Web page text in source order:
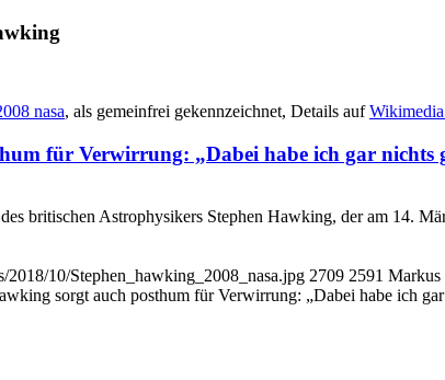
nasa, als gemeinfrei gekennzeichnet, Details auf
für Verwirrung: „Dabei habe ich gar nichts
britischen Astrophysikers Stephen Hawking, der am 14.
10/Stephen_hawking_2008_nasa.jpg 2709 2591 Markus
sorgt auch posthum für Verwirrung: „Dabei habe ich